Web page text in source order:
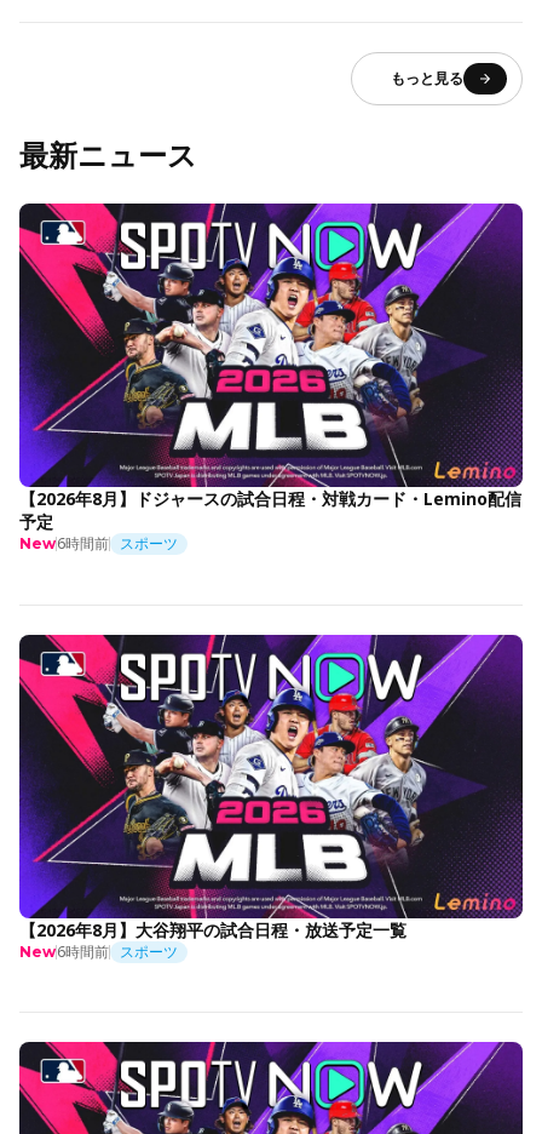
もっと見る
最新ニュース
【2026年8月】ドジャースの試合日程・対戦カード・Lemino配信
予定
New6時間前 スポーツ
【2026年8月】大谷翔平の試合日程・放送予定一覧
New6時間前 スポーツ